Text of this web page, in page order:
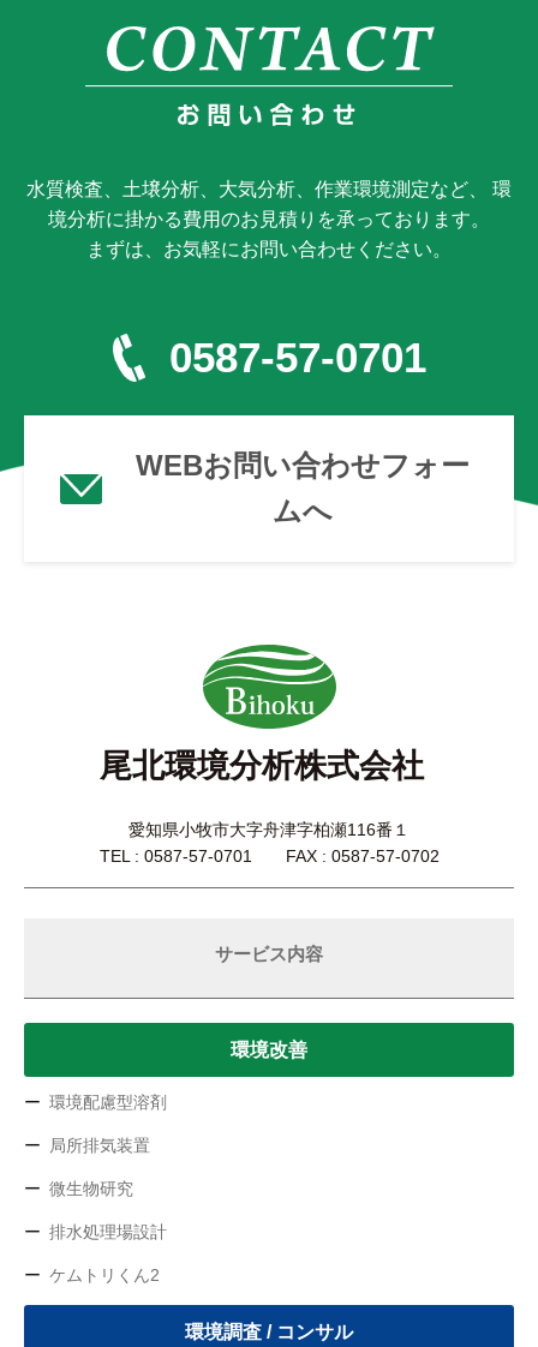
水質検査、土壌分析、大気分析、作業環境測定など、 環
境分析に掛かる費用のお見積りを承っております。
まずは、お気軽にお問い合わせください。
0587-57-0701
WEBお問い合わせフォー
ムへ
尾北環境分析株式会社
愛知県小牧市大字舟津字柏瀬116番１
TEL : 0587-57-0701 FAX : 0587-57-0702
サービス内容
環境改善
環境配慮型溶剤
局所排気装置
微生物研究
排水処理場設計
ケムトリくん2
環境調査 / コンサル